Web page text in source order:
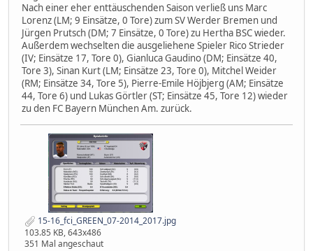
Nach einer eher enttäuschenden Saison verließ uns Marc
Lorenz (LM; 9 Einsätze, 0 Tore) zum SV Werder Bremen und
Jürgen Prutsch (DM; 7 Einsätze, 0 Tore) zu Hertha BSC wieder.
Außerdem wechselten die ausgeliehene Spieler Rico Strieder
(IV; Einsätze 17, Tore 0), Gianluca Gaudino (DM; Einsätze 40,
Tore 3), Sinan Kurt (LM; Einsätze 23, Tore 0), Mitchel Weider
(RM; Einsätze 34, Tore 5), Pierre-Emile Höjbjerg (AM; Einsätze
44, Tore 6) und Lukas Görtler (ST; Einsätze 45, Tore 12) wieder
zu den FC Bayern München Am. zurück.
15-16_fci_GREEN_07-2014_2017.jpg
103.85 KB, 643x486
351 Mal angeschaut